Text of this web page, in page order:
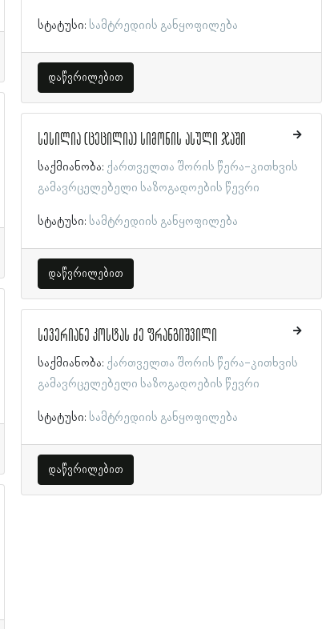
სტატუსი: სამტრედიის განყოფილება
დაწვრილებით
სესილია (ცეცილია) სიმონის ასული ჯაში
საქმიანობა: ქართველთა შორის წერა-კითხვის
გამავრცელებელი საზოგადოების წევრი
სტატუსი: სამტრედიის განყოფილება
დაწვრილებით
სევერიანე კოსტას ძე ფრანგიშვილი
საქმიანობა: ქართველთა შორის წერა-კითხვის
გამავრცელებელი საზოგადოების წევრი
სტატუსი: სამტრედიის განყოფილება
დაწვრილებით